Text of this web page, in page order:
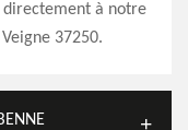
directement à notre
37250.